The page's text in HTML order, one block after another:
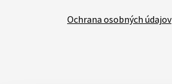
Ochrana osobných údajov